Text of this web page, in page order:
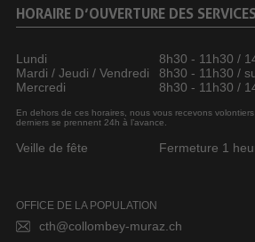
HORAIRE D’OUVERTURE DES
Lundi
8h30 - 11h30 /
Mardi / Jeudi / Vendredi
8h30 - 11h30 /
Mercredi
8h30 - 11h30 /
En dehors de ces horaires, nous vous recevons
derniers se prennent 24h à l’avance.
Veille de fête Fermeture 1
OFFICE DE LA POPULATION
cth@collombey-muraz.ch